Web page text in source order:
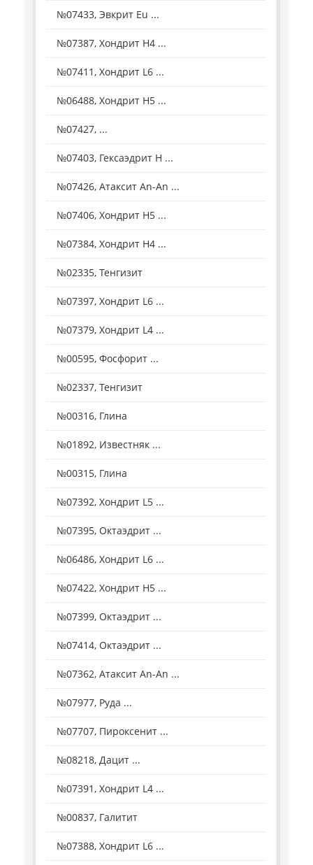
№07433, Эвкрит Eu ...
№07387, Хондрит Н4 ...
№07411, Хондрит L6 ...
№06488, Хондрит H5 ...
№07427, ...
№07403, Гексаэдрит Н ...
№07426, Атаксит Аn-Аn ...
№07406, Хондрит Н5 ...
№07384, Хондрит Н4 ...
№02335, Тенгизит
№07397, Хондрит L6 ...
№07379, Хондрит L4 ...
№00595, Фосфорит ...
№02337, Тенгизит
№00316, Глина
№01892, Известняк ...
№00315, Глина
№07392, Хондрит L5 ...
№07395, Октаэдрит ...
№06486, Хондрит L6 ...
№07422, Хондрит Н5 ...
№07399, Октаэдрит ...
№07414, Октаэдрит ...
№07362, Атаксит Аn-Аn ...
№07977, Руда ...
№07707, Пироксенит ...
№08218, Дацит ...
№07391, Хондрит L4 ...
№00837, Галитит
№07388, Хондрит L6 ...